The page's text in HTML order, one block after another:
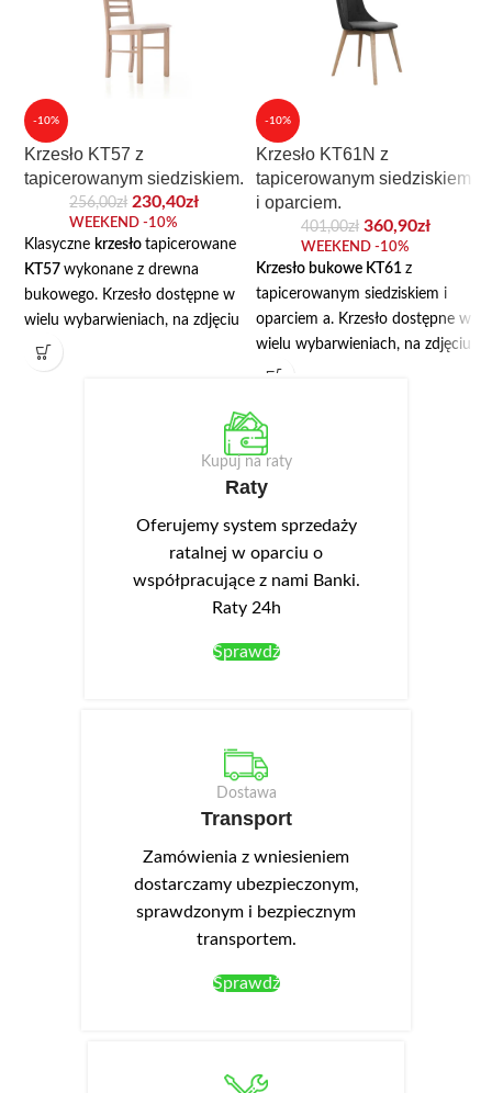
-10%
Krzesło KT57 z
tapicerowanym siedziskiem.
256,00zł 230,40zł
WEEKEND -10%
Klasyczne krzesło tapicerowane
KT57 wykonane z drewna
bukowego. Krzesło dostępne w
wielu wybarwieniach, na zdjęciu
w kolorze dąb lefkas. Cena
dotyczy krzesła z
może być również z siedziskiem
-10%
Krzesło KT61N z
tapicerowanym siedziskiem
i oparciem.
401,00zł 360,90zł
WEEKEND -10%
Krzesło bukoweKT61 z
tapicerowanym siedziskiem i
oparciem a. Krzesło dostępne w
wielu wybarwieniach, na zdjęciu
w kolorze buk. Cena dotyczy
siedziskiem i oparciem.
Kupuj na raty
Raty
Oferujemy system sprzedaży
ratalnej w oparciu o
współpracujące z nami Banki.
Raty 24h
Sprawdź
Dostawa
Transport
Zamówienia z wniesieniem
dostarczamy ubezpieczonym,
sprawdzonym i bezpiecznym
transportem.
Sprawdź